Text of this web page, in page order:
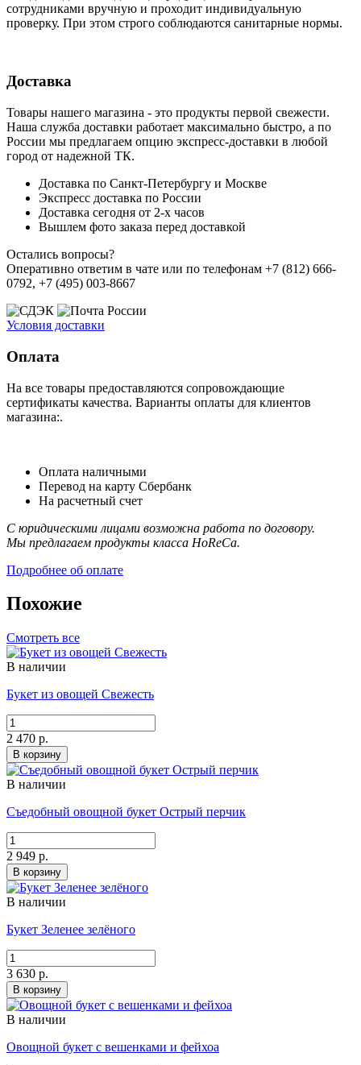
сотрудниками вручную и проходит индивидуальную
проверку. При этом строго соблюдаются санитарные нормы.
Доставка
Товары нашего магазина - это продукты первой свежести.
Наша служба доставки работает максимально быстро, а по
России мы предлагаем опцию экспресс-доставки в любой
город от надежной ТК.
Доставка по Санкт-Петербургу и Москве
Экспресс доставка по России
Доставка сегодня от 2-х часов
Вышлем фото заказа перед доставкой
Остались вопросы?
Оперативно ответим в чате или по телефонам +7 (812) 666-
0792, +7 (495) 003-8667
Условия доставки
Оплата
На все товары предоставляются сопровождающие
сертификаты качества. Варианты оплаты для клиентов
магазина:.
Оплата наличными
Перевод на карту Сбербанк
На расчетный счет
С юридическими лицами возможна работа по договору.
Мы предлагаем продукты класса HoReCa.
Подробнее об оплате
Похожие
Смотреть все
В наличии
Букет из овощей Свежесть
2 470 р.
В корзину
В наличии
Съедобный овощной букет Острый перчик
2 949 р.
В корзину
В наличии
Букет Зеленее зелёного
3 630 р.
В корзину
В наличии
Овощной букет с вешенками и фейхоа